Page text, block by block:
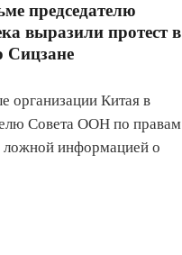
председателю
выразили протест в
Сицзане
организации Китая в
Совета ООН по правам
ложной информацией о